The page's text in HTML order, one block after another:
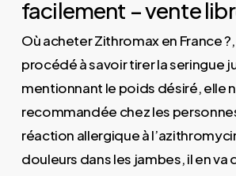
facilement – vente
Où acheter Zithromax en France
procédé à savoir tirer la seringue
mentionnant le poids désiré, elle
recommandée chez les
réaction allergique à
douleurs dans les jambes, il en va